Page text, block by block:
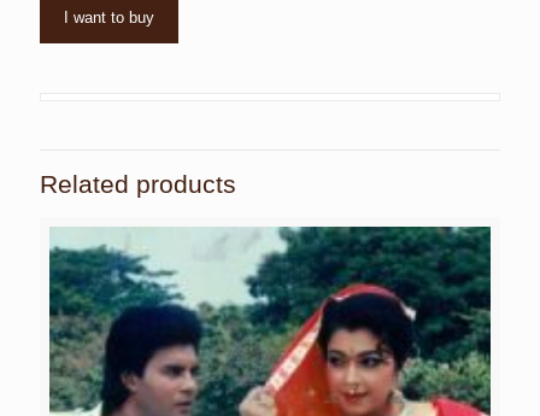
I want to buy
Related products